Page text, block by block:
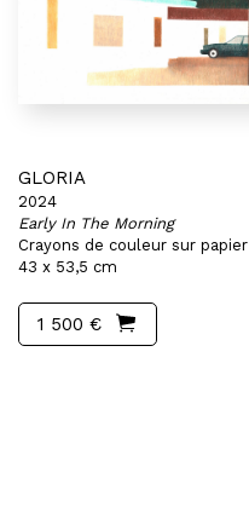
GLORIA
2024
Early In The Morning
Crayons de couleur sur papier
43 x 53,5 cm
1 500 €